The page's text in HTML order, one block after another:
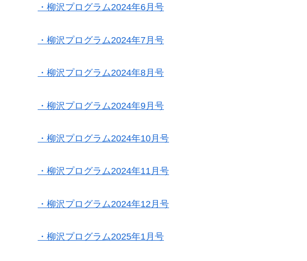
・柳沢プログラム2024年6月号
・柳沢プログラム2024年7月号
・柳沢プログラム2024年8月号
・柳沢プログラム2024年9月号
・柳沢プログラム2024年10月号
・柳沢プログラム2024年11月号
・柳沢プログラム2024年12月号
・柳沢プログラム2025年1月号